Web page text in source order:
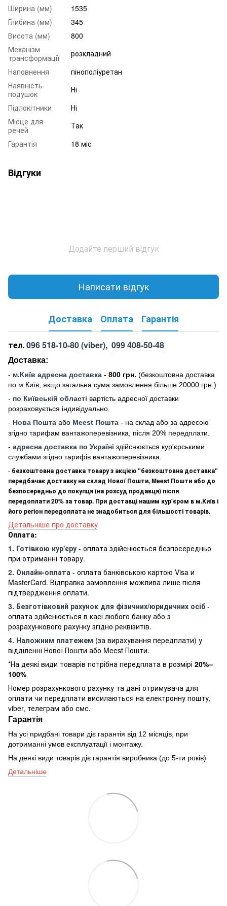
Ширина (мм)
1535
Глибина (мм)
345
Висота (мм)
800
Механізм
трансформації
розкладний
Наповнення
пінополіуретан
Наявність
подушок
Ні
Підлокітники
Ні
Місце для
речей
Так
Гарантія
18 міс
Відгуки
Додайте перший відгук
Написати відгук
Доставка Оплата Гарантія
тел.096 518-10-80(viber), 099 408-50-48
Доставка:
- м.Київ адресна доставка - 800 грн. (безкоштовна доставка
по м.Київ, якщо загальна сума замовлення більше 20000 грн .)
- по Київській області вартість адресної доставки
розраховується індивідуально.
- Нова Пошта або Meest Пошта - на склад або за адресою
згідно тарифам вантажоперевізника, після 20% передплати.
- адресна доставка по Україні здійснюється кур'єрськими
службами згідно тарифів вантажоперевізника.
- безкоштовна доставка товару з акцією "безкоштовна доставка"
передбачає доставку на склад Нової Пошти, Meest Пошти або до
безпосередньо до покупця (на розсуд продавця) після
передоплати 20% за товар. При доставці нашим кур'єром в м.Київ і
його регіон передоплата не знадобиться для більшості товарів.
Детальніше про доставку
Оплата:
1. Готівкою кур'єру - оплата здійснюється безпосередньо
при отриманні товару.
2. Онлайн-оплата - оплата банківською картою Visa и
MasterCard. Відправка замовлення можлива лише після
підтвердження оплати.
3. Безготівковий рахунок для фізичних/юридичних осіб -
оплата здійснюється в касі любого банку або з
розрахункового рахунку згідно реквізитів.
4. Наложним платежем (за вирахування передплати) у
відділенні Нової Пошти або Meest Пошти.
*На деякі види товарів потрібна передплата в розмірі 20%–
100%
Номер розрахункового рахунку та дані отримувача для
оплати чи передплати висилаються на електронну пошту,
viber, телеграм або смс.
Гарантія
На усі придбані товари діє гарантія від 12 місяців, при
дотриманні умов експлуатації і монтажу.
На деякі види товарів діє гарантія виробника (до 5-ти років)
Детальніше